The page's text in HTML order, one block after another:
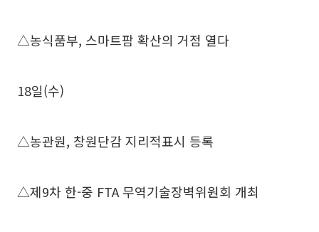
△농식품부, 스마트팜 확산의 거점 열다
18일(수)
△농관원, 창원단감 지리적표시 등록
△제9차 한-중 FTA 무역기술장벽위원회 개최